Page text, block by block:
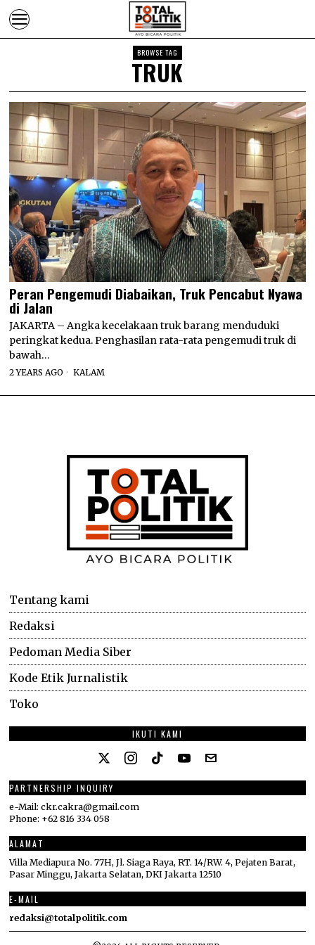
BROWSE TAG
TRUK
Peran Pengemudi Diabaikan, Truk Pencabut Nyawa
di Jalan
JAKARTA – Angka kecelakaan truk barang menduduki
peringkat kedua. Penghasilan rata-rata pengemudi truk di
bawah…
2 YEARS AGO KALAM
Tentang kami
Redaksi
Pedoman Media Siber
Kode Etik Jurnalistik
Toko
IKUTI KAMI
PARTNERSHIP INQUIRY
e-Mail: ckr.cakra@gmail.com
Phone: +62 816 334 058
ALAMAT
Villa Mediapura No. 77H, Jl. Siaga Raya, RT. 14/RW. 4, Pejaten Barat,
Pasar Minggu, Jakarta Selatan, DKI Jakarta 12510
E-MAIL
redaksi@totalpolitik.com